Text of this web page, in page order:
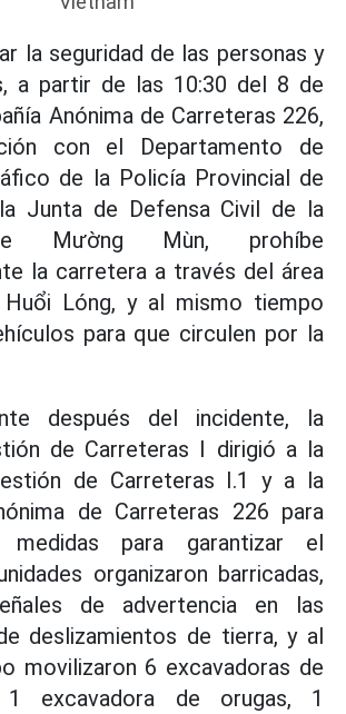
la seguridad de las personas y
a partir de las 10:30 del 8 de
Anónima de Carreteras 226,
con el Departamento de
de la Policía Provincial de
Junta de Defensa Civil de la
Mường Mùn, prohíbe
la carretera a través del área
Lóng, y al mismo tiempo
para que circulen por la
después del incidente, la
de Carreteras I dirigió a la
de Carreteras I.1 y a la
de Carreteras 226 para
medidas para garantizar el
organizaron barricadas,
de advertencia en las
deslizamientos de tierra, y al
movilizaron 6 excavadoras de
1 excavadora de orugas, 1